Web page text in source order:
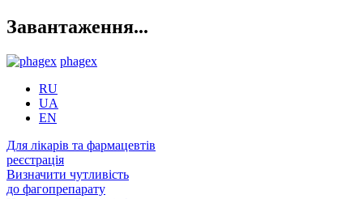
Завантаження...
phagex
RU
UA
EN
Для лікарів та фармацевтів
реєстрація
Визначити чутливість
до фагопрепарату